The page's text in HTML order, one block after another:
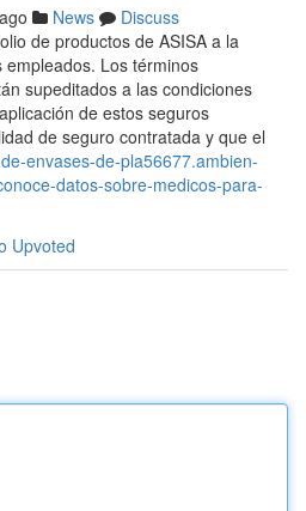
News
Discuss
de productos de ASISA a la
Los términos
supeditados a las condiciones
de estos seguros
de seguro contratada y que el
envases-de-pla56677.ambien-
datos-sobre-medicos-para-
Upvoted